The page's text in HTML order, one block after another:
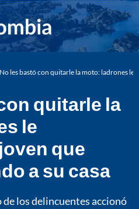
No les bastó con quitarle la moto: ladrones le
quitarle la
le
que
a su casa
los delincuentes accionó